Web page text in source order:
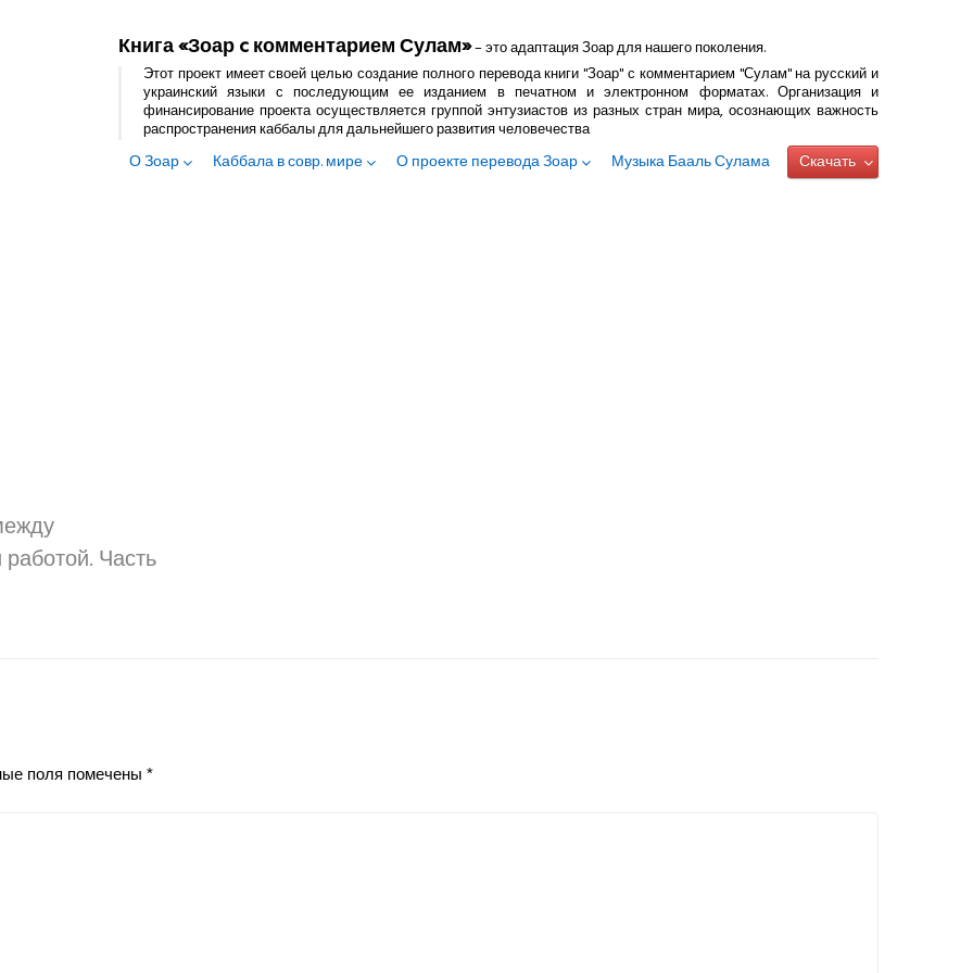
Книга «Зоар c комментарием Сулам»– это адаптация Зоар для нашего поколения.
Этот проект имеет своей целью создание полного перевода книги "Зоар" с комментарием "Сулам" на русский и
украинский языки с последующим ее изданием в печатном и электронном форматах. Организация и
финансирование проекта осуществляется группой энтузиастов из разных стран мира, осознающих важность
распространения каббалы для дальнейшего развития человечества
О Зоар Каббала в совр. мире О проекте перевода Зоар Музыка Бааль Сулама Скачать
Часть
поля помечены *